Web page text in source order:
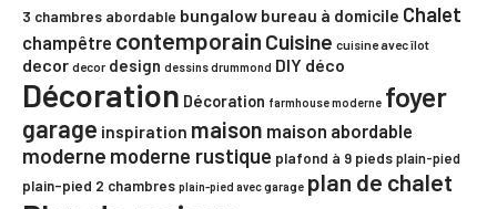
3 chambres abordable bungalow bureau à domicile Chalet
champêtre contemporain Cuisine cuisine avec îlot
decor decor design dessins drummond DIY déco
Décoration Décoration farmhouse moderne foyer
garage inspiration maison maison abordable
moderne moderne rustique plafond à 9 piedsplain-pied
plain-pied 2 chambres plain-pied avec garage plan de chalet